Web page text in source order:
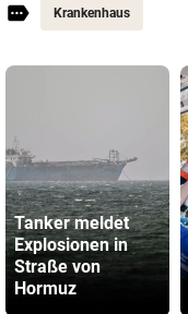
Krankenhaus
Tanker meldet
Explosionen in
Straße von
Hormuz